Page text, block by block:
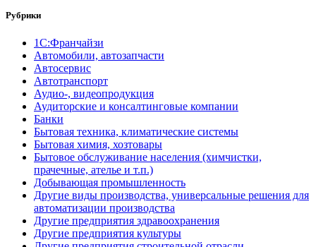
Рубрики
1С:Франчайзи
Автомобили, автозапчасти
Автосервис
Автотранспорт
Аудио-, видеопродукция
Аудиторские и консалтинговые компании
Банки
Бытовая техника, климатические системы
Бытовая химия, хозтовары
Бытовое обслуживание населения (химчистки,
прачечные, ателье и т.п.)
Добывающая промышленность
Другие виды производства, универсальные решения для
автоматизации производства
Другие предприятия здравоохранения
Другие предприятия культуры